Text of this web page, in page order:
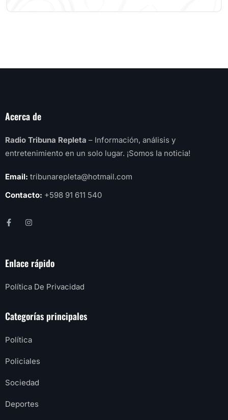
Acerca de
Radio Tribuna Repleta – Información, análisis y
entretenimiento en un solo lugar. ¡Somos la noticia!
Email: tribunarepleta@hotmail.com
Contacto: +598 91 611 540
Enlace rápido
Política De Privacidad
Categorías principales
Política
Policiales
Sociedad
Deportes